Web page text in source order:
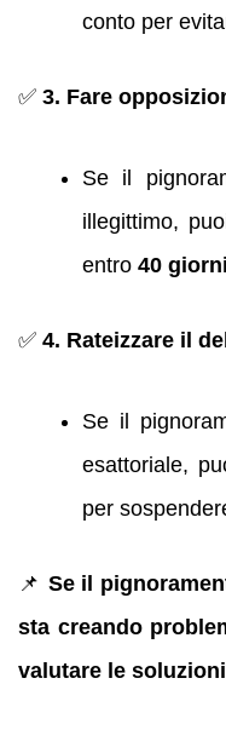
conto per
✅ 3. Fare
Se il
illegittimo,
entro 40 giorni
✅ 4. Rateizzare il
Se il
esattoriale,
per
📌 Se il
sta creando
valutare le